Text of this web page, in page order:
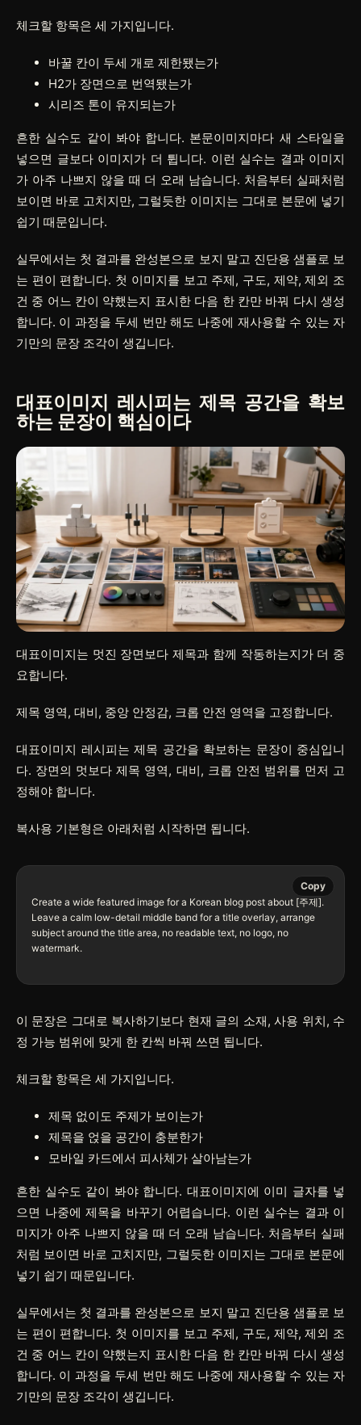
체크할 항목은 세 가지입니다.
바꿀 칸이 두세 개로 제한됐는가
H2가 장면으로 번역됐는가
시리즈 톤이 유지되는가
흔한 실수도 같이 봐야 합니다. 본문이미지마다 새 스타일을
넣으면 글보다 이미지가 더 튑니다. 이런 실수는 결과 이미지
가 아주 나쁘지 않을 때 더 오래 남습니다. 처음부터 실패처럼
보이면 바로 고치지만, 그럴듯한 이미지는 그대로 본문에 넣기
쉽기 때문입니다.
실무에서는 첫 결과를 완성본으로 보지 말고 진단용 샘플로 보
는 편이 편합니다. 첫 이미지를 보고 주제, 구도, 제약, 제외 조
건 중 어느 칸이 약했는지 표시한 다음 한 칸만 바꿔 다시 생성
합니다. 이 과정을 두세 번만 해도 나중에 재사용할 수 있는 자
기만의 문장 조각이 생깁니다.
대표이미지 레시피는 제목 공간을 확보
하는 문장이 핵심이다
대표이미지는 멋진 장면보다 제목과 함께 작동하는지가 더 중
요합니다.
제목 영역, 대비, 중앙 안정감, 크롭 안전 영역을 고정합니다.
대표이미지 레시피는 제목 공간을 확보하는 문장이 중심입니
다. 장면의 멋보다 제목 영역, 대비, 크롭 안전 범위를 먼저 고
정해야 합니다.
복사용 기본형은 아래처럼 시작하면 됩니다.
Create a wide featured image for a Korean blog post about [주제].
Leave a calm low-detail middle band for a title overlay, arrange
subject around the title area, no readable text, no logo, no
watermark.
Copy
이 문장은 그대로 복사하기보다 현재 글의 소재, 사용 위치, 수
정 가능 범위에 맞게 한 칸씩 바꿔 쓰면 됩니다.
체크할 항목은 세 가지입니다.
제목 없이도 주제가 보이는가
제목을 얹을 공간이 충분한가
모바일 카드에서 피사체가 살아남는가
흔한 실수도 같이 봐야 합니다. 대표이미지에 이미 글자를 넣
으면 나중에 제목을 바꾸기 어렵습니다. 이런 실수는 결과 이
미지가 아주 나쁘지 않을 때 더 오래 남습니다. 처음부터 실패
처럼 보이면 바로 고치지만, 그럴듯한 이미지는 그대로 본문에
넣기 쉽기 때문입니다.
실무에서는 첫 결과를 완성본으로 보지 말고 진단용 샘플로 보
는 편이 편합니다. 첫 이미지를 보고 주제, 구도, 제약, 제외 조
건 중 어느 칸이 약했는지 표시한 다음 한 칸만 바꿔 다시 생성
합니다. 이 과정을 두세 번만 해도 나중에 재사용할 수 있는 자
기만의 문장 조각이 생깁니다.